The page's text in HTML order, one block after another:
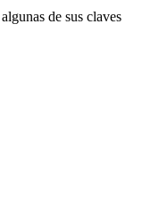
de sus claves